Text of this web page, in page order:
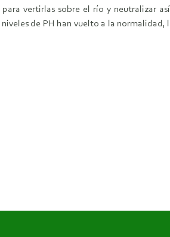
vertirlas sobre el río y neutralizar
de PH han vuelto a la